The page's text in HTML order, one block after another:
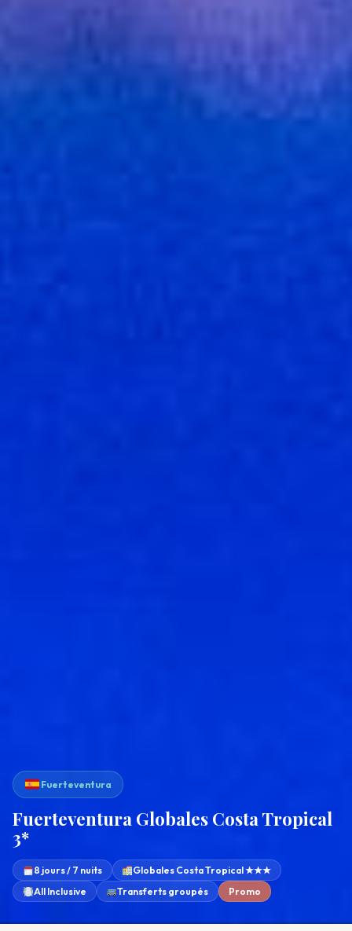
Fuerteventura
Fuerteventura Globales Costa Tropical
3*
8 jours / 7 nuits
Globales Costa Tropical ★★★
All Inclusive
Transferts groupés Promo